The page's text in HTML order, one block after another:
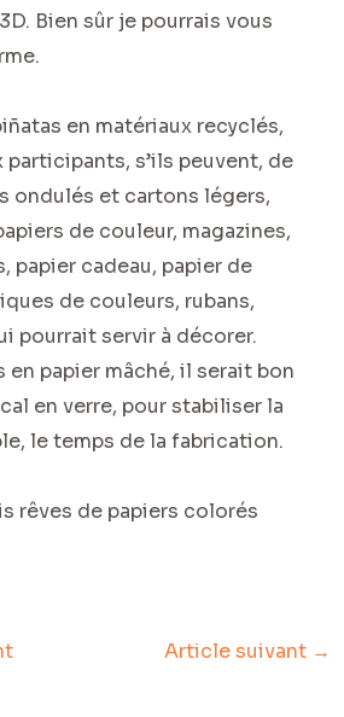
Bien sûr je pourrais vous
en matériaux recyclés,
participants, s’ils peuvent, de
ondulés et cartons légers,
de couleur, magazines,
papier cadeau, papier de
de couleurs, rubans,
pourrait servir à décorer.
en papier mâché, il serait bon
en verre, pour stabiliser la
le temps de la fabrication.
rêves de papiers colorés
Article suivant →